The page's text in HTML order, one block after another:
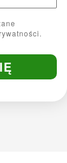
prywatności.